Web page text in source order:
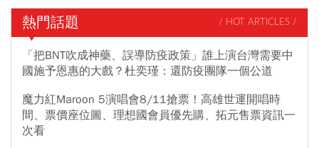
熱門話題 / HOT ARTICLES /
「把BNT吹成神藥、誤導防疫政策」誰上演台灣需要中
國施予恩惠的大戲？杜奕瑾：還防疫團隊一個公道
魔力紅Maroon 5演唱會8/11搶票！高雄世運開唱時
間、票價座位圖、理想國會員優先購、拓元售票資訊一
次看